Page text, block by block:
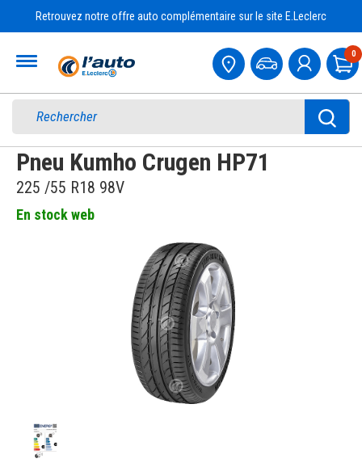
Retrouvez notre offre auto complémentaire sur le site E.Leclerc
0
Pneu Kumho Crugen HP71
225 /55 R18 98V
En stock web